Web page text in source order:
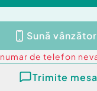
Sună
numar de telefon
Trimite